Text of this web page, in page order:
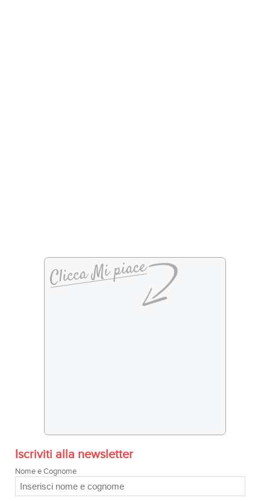
Iscriviti alla newsletter
Nome e Cognome